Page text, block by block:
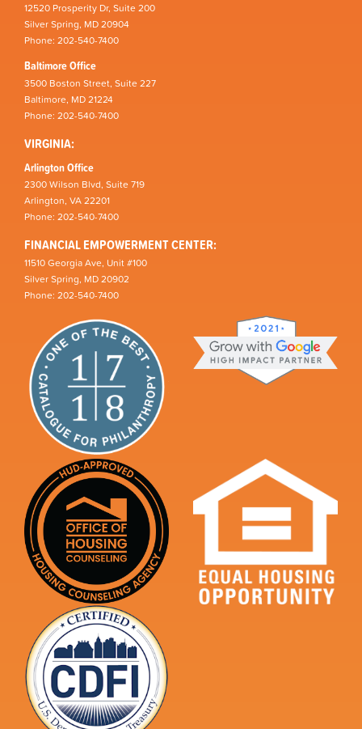
12520 Prosperity Dr, Suite 200
Silver Spring, MD 20904
Phone: 202-540-7400
Baltimore Office
3500 Boston Street, Suite 227
Baltimore, MD 21224
Phone: 202-540-7400
VIRGINIA:
Arlington Office
2300 Wilson Blvd, Suite 719
Arlington, VA 22201
Phone: 202-540-7400
FINANCIAL EMPOWERMENT CENTER:
11510 Georgia Ave, Unit #100
Silver Spring, MD 20902
Phone: 202-540-7400